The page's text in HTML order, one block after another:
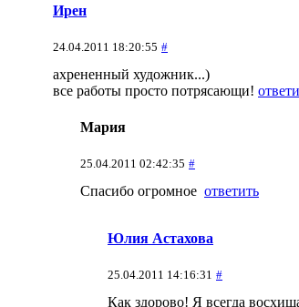
Ирен
24.04.2011 18:20:55 #
ахрененный художник...)
все работы просто потрясающи!
Мария
25.04.2011 02:42:35 #
Спасибо огромное ответить
Юлия Астахова
25.04.2011 14:16:31 #
Как здорово! Я всегда